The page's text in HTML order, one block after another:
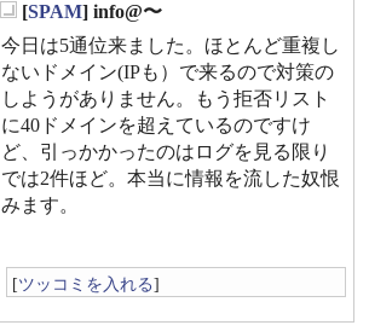
[SPAM] info@〜
今日は5通位来ました。ほとんど重複し
ないドメイン(IPも）で来るので対策の
しようがありません。もう拒否リスト
に40ドメインを超えているのですけ
ど、引っかかったのはログを見る限り
では2件ほど。本当に情報を流した奴恨
みます。
[ツッコミを入れる]